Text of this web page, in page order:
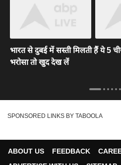
भारत से दुबई में सस्ती मिलती हैं ये 5
भरोसा तो खुद देख लें
SPONSORED LINKS BY TABOOLA
ABOUT US FEEDBACK